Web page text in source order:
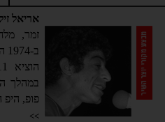
ועולמי מתחכך בעולמך
וחלומי מסתבך בחלומך
מתגלגלים, משתכשכים
ברוח הקלילה
משתוללים הם בגבהים,
שמחה גדולה
אריאל
במהלך
פופ, היפ
>>